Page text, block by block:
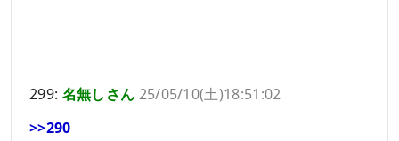
299: 名無しさん 25/05/10(土)18:51:02
>>290